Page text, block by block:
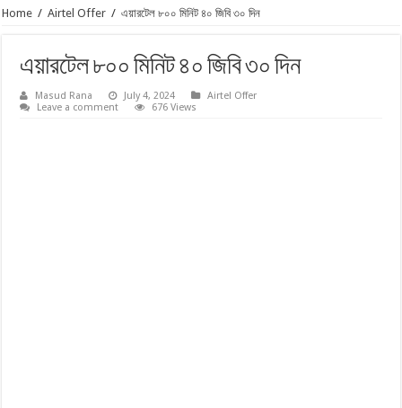
Home / Airtel Offer / এয়ারটেল ৮০০ মিনিট ৪০ জিবি ৩০ দিন
এয়ারটেল ৮০০ মিনিট ৪০ জিবি ৩০ দিন
Masud Rana July 4, 2024
Airtel Offer
Leave a comment
676 Views